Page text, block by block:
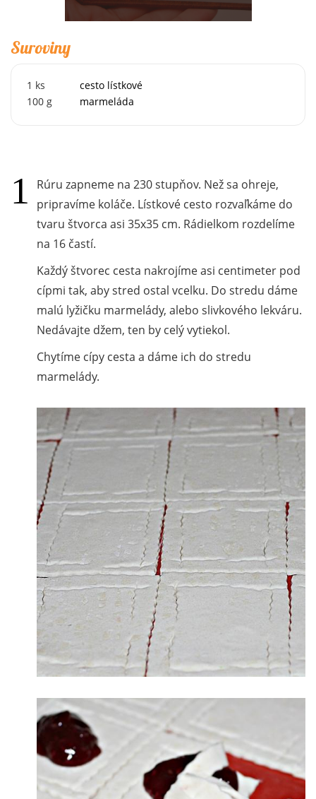
Suroviny
1 ks
cesto lístkové
100 g marmeláda
Rúru zapneme na 230 stupňov. Než sa ohreje,
pripravíme koláče. Lístkové cesto rozvaľkáme do
tvaru štvorca asi 35x35 cm. Rádielkom rozdelíme
na 16 častí.
Každý štvorec cesta nakrojíme asi centimeter pod
cípmi tak, aby stred ostal vcelku. Do stredu dáme
malú lyžičku marmelády, alebo slivkového lekváru.
Nedávajte džem, ten by celý vytiekol.
Chytíme cípy cesta a dáme ich do stredu
marmelády.